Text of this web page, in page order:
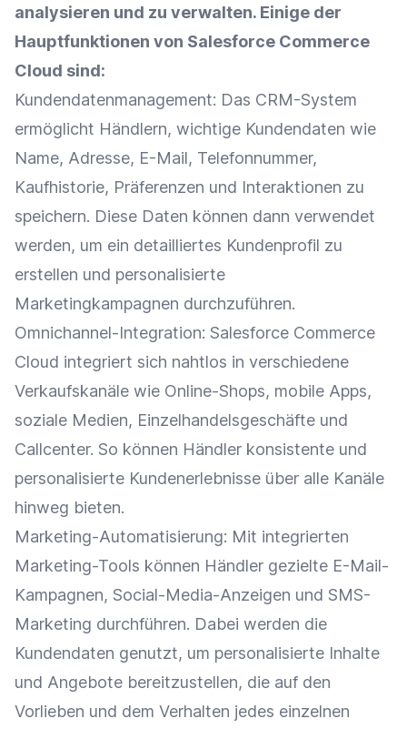
analysieren und zu verwalten. Einige der
Hauptfunktionen von Salesforce Commerce
Cloud sind:
Kundendatenmanagement: Das CRM-System
ermöglicht Händlern, wichtige Kundendaten wie
Name, Adresse, E-Mail, Telefonnummer,
Kaufhistorie, Präferenzen und Interaktionen zu
speichern. Diese Daten können dann verwendet
werden, um ein detailliertes Kundenprofil zu
erstellen und personalisierte
Marketingkampagnen durchzuführen.
Omnichannel-Integration: Salesforce Commerce
Cloud integriert sich nahtlos in verschiedene
Verkaufskanäle wie Online-Shops, mobile Apps,
soziale Medien, Einzelhandelsgeschäfte und
Callcenter. So können Händler konsistente und
personalisierte Kundenerlebnisse über alle Kanäle
hinweg bieten.
Marketing-Automatisierung: Mit integrierten
Marketing-Tools können Händler gezielte E-Mail-
Kampagnen, Social-Media-Anzeigen und SMS-
Marketing durchführen. Dabei werden die
Kundendaten genutzt, um personalisierte Inhalte
und Angebote bereitzustellen, die auf den
Vorlieben und dem Verhalten jedes einzelnen